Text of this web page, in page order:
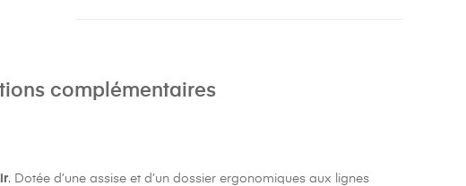
complémentaires
. Dotée d’une assise et d’un dossier ergonomiques aux lignes